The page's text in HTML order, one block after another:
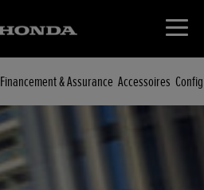
Financement & Assurance Accessoires